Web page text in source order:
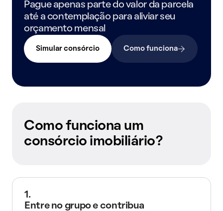
Pague apenas parte do valor da parcela
até a contemplação para aliviar seu
orçamento mensal
Simular consórcio Como funciona
Como funciona um
consórcio imobiliário?
1.
Entre no grupo e contribua